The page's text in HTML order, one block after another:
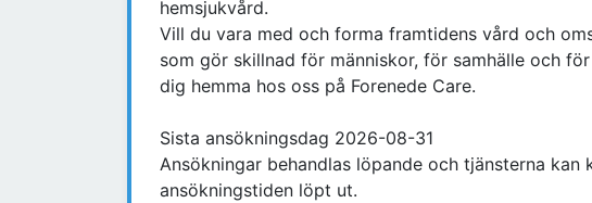
hemsjukvård.
Vill du vara med och forma framtidens vård och
som gör skillnad för människor, för samhälle och
dig hemma hos oss på Forenede Care.
Sista ansökningsdag 2026-08-31
Ansökningar behandlas löpande och tjänsterna kan
ansökningstiden löpt ut.